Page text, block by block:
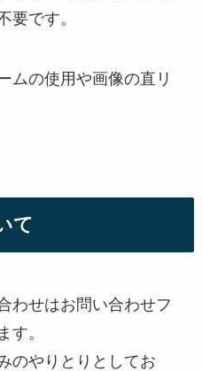
要です。
ムの使用や画像の直リ
て
わせはお問い合わせフ
す。
のやりとりとしてお